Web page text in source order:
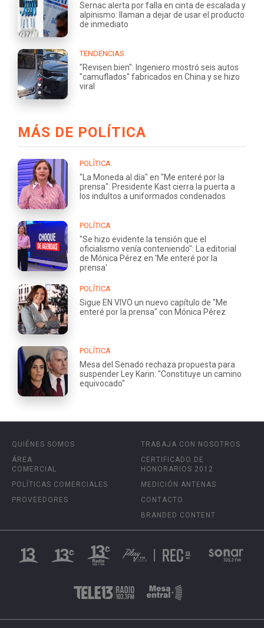
Sernac alerta por falla en cinta de escalada y
alpinismo: llaman a dejar de usar el producto
de inmediato
TENDENCIAS
"Revisen bien": Ingeniero mostró seis autos
"camuflados" fabricados en China y se hizo
viral
MÁS DE POLÍTICA
POLÍTICA
"La Moneda al día" en "Me enteré por la
prensa": Presidente Kast cierra la puerta a
los indultos a uniformados condenados
POLÍTICA
"Se hizo evidente la tensión que el
oficialismo venía conteniendo": La editorial
de Mónica Pérez en 'Me enteré por la
prensa'
POLÍTICA
Sigue EN VIVO un nuevo capítulo de "Me
enteré por la prensa" con Mónica Pérez
POLÍTICA
Mesa del Senado rechaza propuesta para
suspender Ley Karin: "Constituye un camino
equivocado"
QUIÉNES SOMOS
ÁREA
COMERCIAL
POLÍTICAS COMERCIALES
PROVEEDORES
TRABAJA CON NOSOTROS
CERTIFICADO DE
HONORARIOS 2012
MEDICIÓN ANTENAS
CONTACTO
BRANDED CONTENT